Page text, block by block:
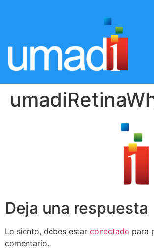
Deja una respuesta
Lo siento, debes estar conectado para
comentario.